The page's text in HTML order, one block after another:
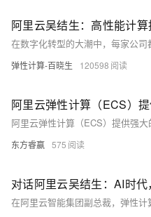
弹性计算-百晓生 120598
东方睿赢 575
对话阿里云吴结生：AI时